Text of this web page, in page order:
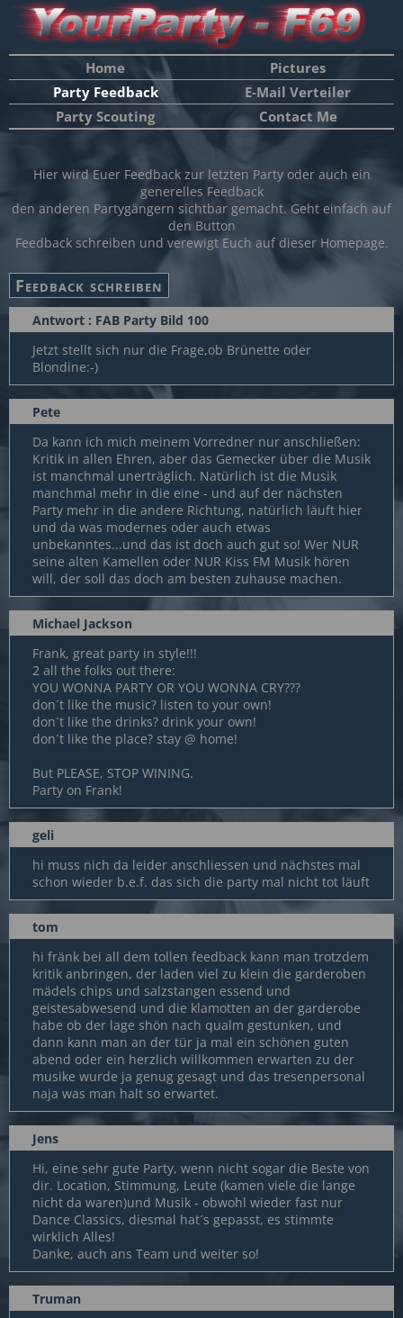
Home
Pictures
Party Feedback
E-Mail Verteiler
Party Scouting
Contact Me
Hier wird Euer Feedback zur letzten Party oder auch ein
generelles Feedback
den anderen Partygängern sichtbar gemacht. Geht einfach auf
den Button
Feedback schreiben und verewigt Euch auf dieser Homepage.
Antwort : FAB Party Bild 100
Jetzt stellt sich nur die Frage,ob Brünette oder
Blondine:-)
Pete
Da kann ich mich meinem Vorredner nur anschließen:
Kritik in allen Ehren, aber das Gemecker über die Musik
ist manchmal unerträglich. Natürlich ist die Musik
manchmal mehr in die eine - und auf der nächsten
Party mehr in die andere Richtung, natürlich läuft hier
und da was modernes oder auch etwas
unbekanntes...und das ist doch auch gut so! Wer NUR
seine alten Kamellen oder NUR Kiss FM Musik hören
will, der soll das doch am besten zuhause machen.
Michael Jackson
Frank, great party in style!!!
2 all the folks out there:
YOU WONNA PARTY OR YOU WONNA CRY???
don´t like the music? listen to your own!
don´t like the drinks? drink your own!
don´t like the place? stay @ home!
But PLEASE, STOP WINING.
Party on Frank!
geli
hi muss nich da leider anschliessen und nächstes mal
schon wieder b.e.f. das sich die party mal nicht tot läuft
tom
hi fränk bei all dem tollen feedback kann man trotzdem
kritik anbringen, der laden viel zu klein die garderoben
mädels chips und salzstangen essend und
geistesabwesend und die klamotten an der garderobe
habe ob der lage shön nach qualm gestunken, und
dann kann man an der tür ja mal ein schönen guten
abend oder ein herzlich willkommen erwarten zu der
musike wurde ja genug gesagt und das tresenpersonal
naja was man halt so erwartet.
Jens
Hi, eine sehr gute Party, wenn nicht sogar die Beste von
dir. Location, Stimmung, Leute (kamen viele die lange
nicht da waren)und Musik - obwohl wieder fast nur
Dance Classics, diesmal hat´s gepasst, es stimmte
wirklich Alles!
Danke, auch ans Team und weiter so!
Truman